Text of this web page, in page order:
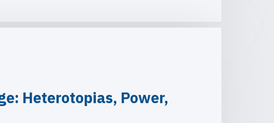
Heterotopias, Power,